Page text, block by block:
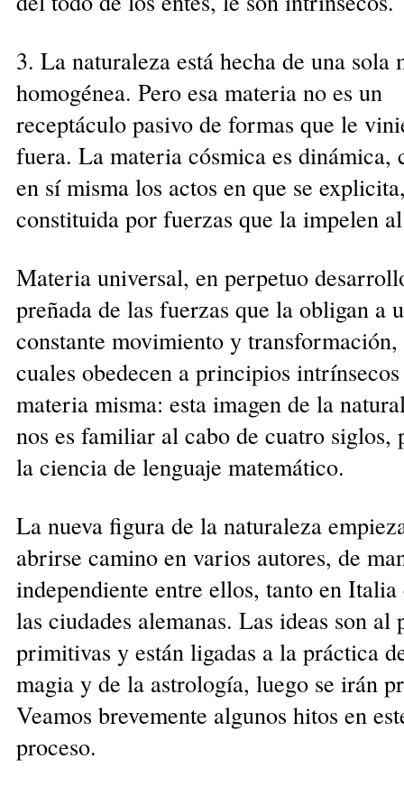
3. La naturaleza está hecha de una sola
homogénea. Pero esa materia no es un
receptáculo pasivo de formas que le
fuera. La materia cósmica es dinámica,
en sí misma los actos en que se
constituida por fuerzas que la impelen
Materia universal, en perpetuo
preñada de las fuerzas que la obligan a
constante movimiento y transformación,
cuales obedecen a principios
materia misma: esta imagen de la
nos es familiar al cabo de cuatro siglos,
la ciencia de lenguaje matemático.
La nueva figura de la naturaleza
abrirse camino en varios autores, de
independiente entre ellos, tanto en Italia
las ciudades alemanas. Las ideas son
primitivas y están ligadas a la práctica
magia y de la astrología, luego se irán
Veamos brevemente algunos hitos en
proceso.